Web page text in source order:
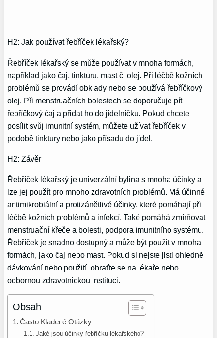
H2: Jak používat řebříček lékařský?
Řebříček lékařský se může používat v mnoha formách,
například jako čaj, tinkturu, mast či olej. Při léčbě kožních
problémů se provádí obklady nebo se používá řebříčkový
olej. Při menstruačních bolestech se doporučuje pít
řebříčkový čaj a přidat ho do jídelníčku. Pokud chcete
posílit svůj imunitní systém, můžete užívat řebříček v
podobě tinktury nebo jako přísadu do jídel.
H2: Závěr
Řebříček lékařský je univerzální bylina s mnoha účinky a
lze jej použít pro mnoho zdravotních problémů. Má účinné
antimikrobiální a protizánětlivé účinky, které pomáhají při
léčbě kožních problémů a infekcí. Také pomáhá zmírňovat
menstruační křeče a bolesti, podpora imunitního systému.
Řebříček je snadno dostupný a může být použit v mnoha
formách, jako čaj nebo mast. Pokud si nejste jisti ohledně
dávkování nebo použití, obraťte se na lékaře nebo
odbornou zdravotnickou instituci.
Obsah
Často Kladené Otázky
Jaké jsou účinky řebříčku lékařského?